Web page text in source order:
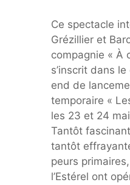
Ce spectacle
Grézillier et
compagnie « À
s’inscrit dans
end de
temporaire «
les 23 et 24
Tantôt
tantôt
peurs
l’Estérel ont